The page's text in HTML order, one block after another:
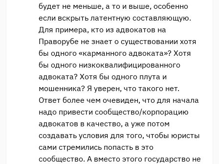
будет не меньше, а то и выше, особенно
если вскрыть латентную составляющую.
Для примера, кто из адвокатов на
Праворубе не знает о существовании хотя
бы одного «карманного адвоката»? Хотя
бы одного низкоквалифицированного
адвоката? Хотя бы одного плута и
мошенника? Я уверен, что такого нет.
Ответ более чем очевиден, что для начала
надо привести сообщество/корпорацию
адвокатов в качество, а уже потом
создавать условия для того, чтобы юристы
сами стремились попасть в это
сообщество. А вместо этого государство не